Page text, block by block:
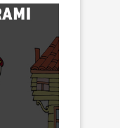
30/07/2026